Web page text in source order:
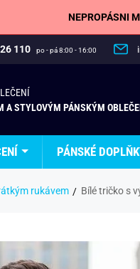
NEPROPÁSNI
110 po - pá 8:00 - 16:00
A STYLOVÝM PÁNSKÝM
PÁNSKÉ
rukávem Bílé tričko s